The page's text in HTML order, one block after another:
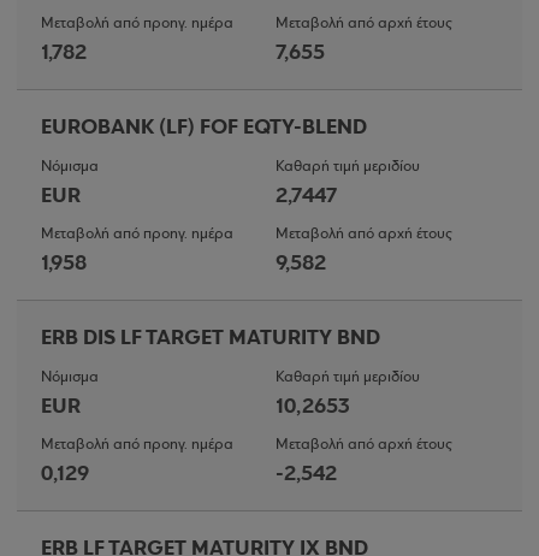
Μεταβολή από προηγ. ημέρα
1,782
Μεταβολή από αρχή έτους
7,655
EUROBANK (LF) FOF EQTY-BLEND
Νόμισμα
EUR
Καθαρή τιμή μεριδίου
2,7447
Μεταβολή από προηγ. ημέρα
1,958
Μεταβολή από αρχή έτους
9,582
ERB DIS LF TARGET MATURITY BND
Νόμισμα
EUR
Καθαρή τιμή μεριδίου
10,2653
Μεταβολή από προηγ. ημέρα
0,129
Μεταβολή από αρχή έτους
-2,542
ERB LF TARGET MATURITY IX BND